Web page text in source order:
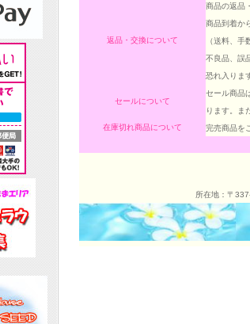
返品・交換について
商品の返品
商品到着か
（送料、手
不良品、誤
恐れ入りま
セールについて
セール商品
ります。ま
在庫切れ商品について
完売商品を
所在地：〒